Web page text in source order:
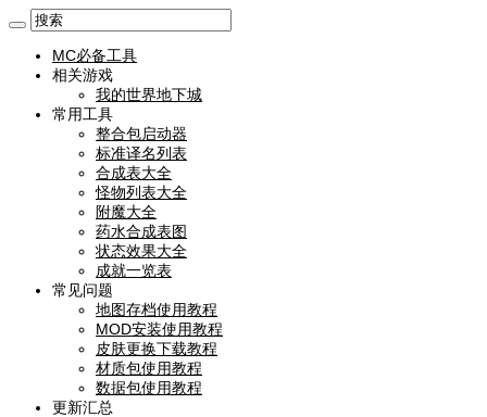
MC必备工具
相关游戏
我的世界地下城
常用工具
整合包启动器
标准译名列表
合成表大全
怪物列表大全
附魔大全
药水合成表图
状态效果大全
成就一览表
常见问题
地图存档使用教程
MOD安装使用教程
皮肤更换下载教程
材质包使用教程
数据包使用教程
更新汇总